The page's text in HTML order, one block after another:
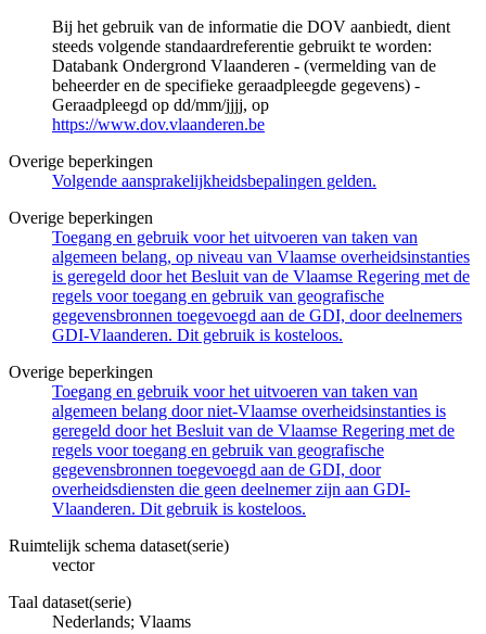
Bij het gebruik van de informatie die DOV aanbiedt, dient
steeds volgende standaardreferentie gebruikt te worden:
Databank Ondergrond Vlaanderen - (vermelding van de
beheerder en de specifieke geraadpleegde gegevens) -
Geraadpleegd op dd/mm/jjjj, op
https://www.dov.vlaanderen.be
Overige beperkingen
Volgende aansprakelijkheidsbepalingen gelden.
Overige beperkingen
Toegang en gebruik voor het uitvoeren van taken van
algemeen belang, op niveau van Vlaamse overheidsinstanties
is geregeld door het Besluit van de Vlaamse Regering met de
regels voor toegang en gebruik van geografische
gegevensbronnen toegevoegd aan de GDI, door deelnemers
GDI-Vlaanderen. Dit gebruik is kosteloos.
Overige beperkingen
Toegang en gebruik voor het uitvoeren van taken van
algemeen belang door niet-Vlaamse overheidsinstanties is
geregeld door het Besluit van de Vlaamse Regering met de
regels voor toegang en gebruik van geografische
gegevensbronnen toegevoegd aan de GDI, door
overheidsdiensten die geen deelnemer zijn aan GDI-
Vlaanderen. Dit gebruik is kosteloos.
Ruimtelijk schema dataset(serie)
vector
Taal dataset(serie)
Nederlands; Vlaams